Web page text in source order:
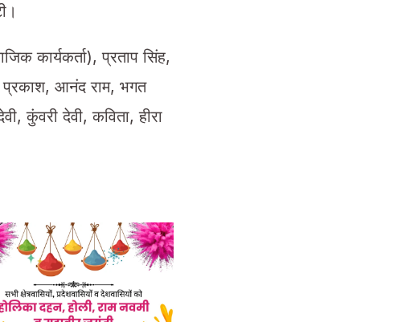
कार्यकर्ता), प्रताप सिंह,
प्रकाश, आनंद राम, भगत
कुंवरी देवी, कविता, हीरा